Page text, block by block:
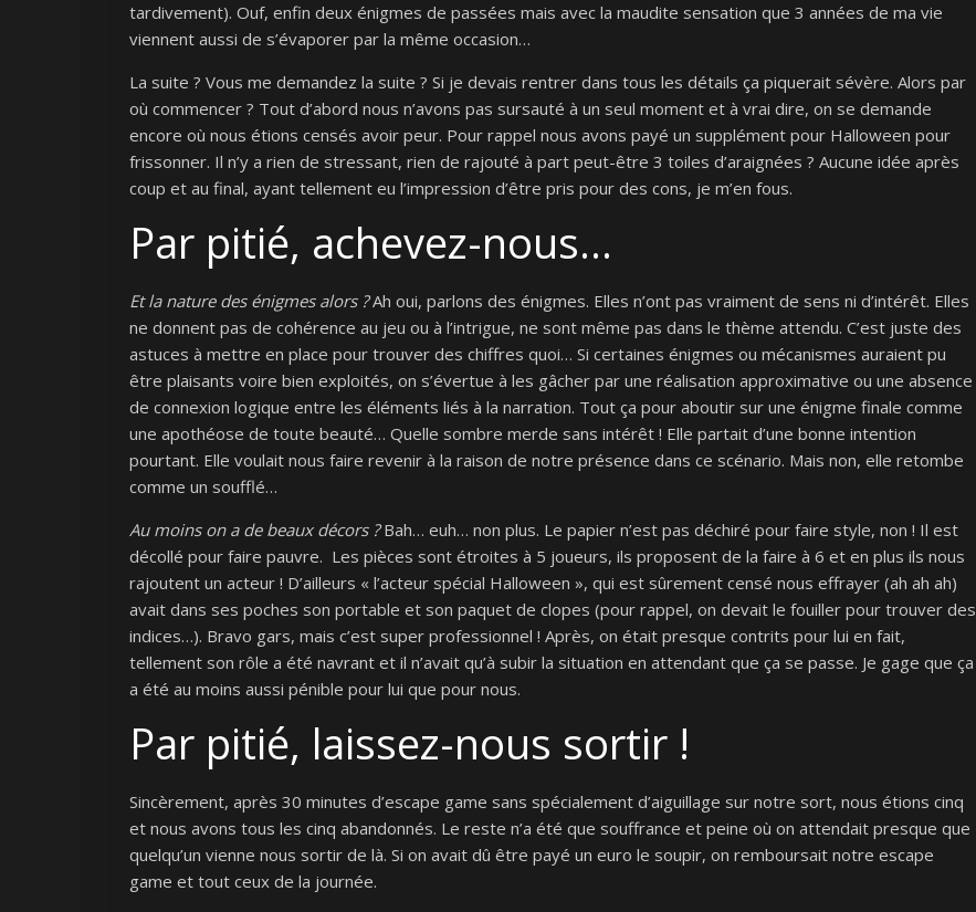
tardivement). Ouf, enfin deux énigmes de passées mais avec la maudite sensation que 3 années de ma vie
viennent aussi de s’évaporer par la même occasion…
La suite ? Vous me demandez la suite ? Si je devais rentrer dans tous les détails ça piquerait sévère. Alors par
où commencer ? Tout d’abord nous n’avons pas sursauté à un seul moment et à vrai dire, on se demande
encore où nous étions censés avoir peur. Pour rappel nous avons payé un supplément pour Halloween pour
frissonner. Il n’y a rien de stressant, rien de rajouté à part peut-être 3 toiles d’araignées ? Aucune idée après
coup et au final, ayant tellement eu l’impression d’être pris pour des cons, je m’en fous.
Par pitié, achevez-nous…
Et la nature des énigmes alors ?Ah oui, parlons des énigmes. Elles n’ont pas vraiment de sens ni d’intérêt. Elles
ne donnent pas de cohérence au jeu ou à l’intrigue, ne sont même pas dans le thème attendu. C’est juste des
astuces à mettre en place pour trouver des chiffres quoi… Si certaines énigmes ou mécanismes auraient pu
être plaisants voire bien exploités, on s’évertue à les gâcher par une réalisation approximative ou une absence
de connexion logique entre les éléments liés à la narration. Tout ça pour aboutir sur une énigme finale comme
une apothéose de toute beauté… Quelle sombre merde sans intérêt ! Elle partait d’une bonne intention
pourtant. Elle voulait nous faire revenir à la raison de notre présence dans ce scénario. Mais non, elle retombe
comme un soufflé…
Au moins on a de beaux décors ?Bah… euh… non plus. Le papier n’est pas déchiré pour faire style, non ! Il est
décollé pour faire pauvre. Les pièces sont étroites à 5 joueurs, ils proposent de la faire à 6 et en plus ils nous
rajoutent un acteur ! D’ailleurs « l’acteur spécial Halloween », qui est sûrement censé nous effrayer (ah ah ah)
avait dans ses poches son portable et son paquet de clopes (pour rappel, on devait le fouiller pour trouver des
indices…). Bravo gars, mais c’est super professionnel ! Après, on était presque contrits pour lui en fait,
tellement son rôle a été navrant et il n’avait qu’à subir la situation en attendant que ça se passe. Je gage que ça
a été au moins aussi pénible pour lui que pour nous.
Par pitié, laissez-nous sortir !
Sincèrement, après 30 minutes d’escape game sans spécialement d’aiguillage sur notre sort, nous étions cinq
et nous avons tous les cinq abandonnés. Le reste n’a été que souffrance et peine où on attendait presque que
quelqu’un vienne nous sortir de là. Si on avait dû être payé un euro le soupir, on remboursait notre escape
game et tout ceux de la journée.